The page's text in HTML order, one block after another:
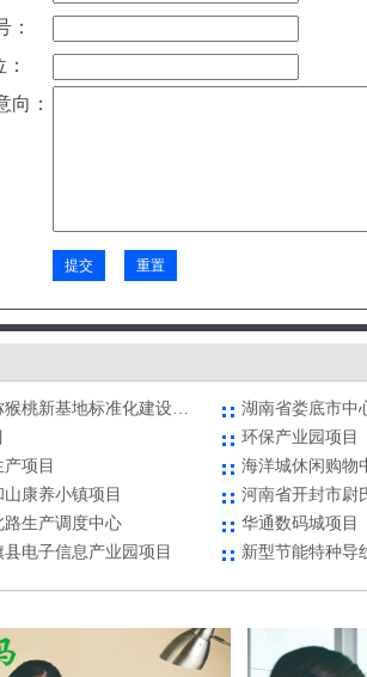
：
向：
矿泉饮品生产线建设项目
大米深加工项目
河南西峡县招商猕猴桃新基地标准化建设项目
环保产业园项目
项目
海洋城休闲购物
康养小镇项目
河南省开封市尉
生产调度中心
华通数码城项目
电子信息产业园项目
新型节能特种导
安徽省亳州市谯
项目
福泉市氟橡胶项
峨山县高原特色牲畜规模化、原生态养殖示范基地项目
德江县文化传
河南西峡县招商猕猴桃新基地标准化建设项目